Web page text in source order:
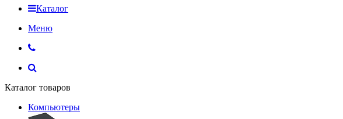
Каталог
Меню
Каталог товаров
Компьютеры